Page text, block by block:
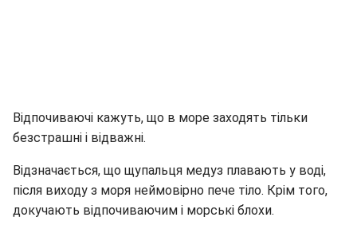
Відпочиваючі кажуть, що в море заходять тільки
безстрашні і відважні.
Відзначається, що щупальця медуз плавають у воді,
після виходу з моря неймовірно пече тіло. Крім того,
докучають відпочиваючим і морські блохи.